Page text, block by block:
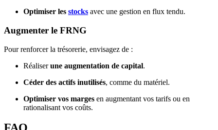
Optimiser les stocks avec une gestion en flux tendu.
Augmenter le FRNG
Pour renforcer la trésorerie, envisagez de :
Réaliserune augmentation de capital.
Céder des actifs inutilisés, comme du matériel.
Optimiser vos marges en augmentant vos tarifs ou en
rationalisant vos coûts.